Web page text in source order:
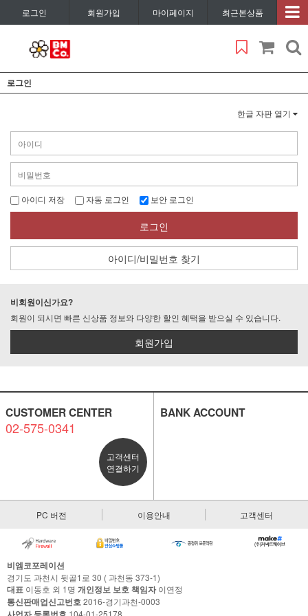
로그인 회원가입 마이페이지 최근본상품
로그인
한글 자판 열기
아이디 저장 자동 로그인 보안 로그인
로그인
아이디/비밀번호 찾기
비회원이신가요?
회원이 되시면 빠른 신상품 정보와 다양한 할인 혜택을 받으실 수 있습니다.
회원가입
CUSTOMER CENTER
02-575-0341
고객센터
연결하기
BANK ACCOUNT
PC 버전 이용안내 고객센터
비엠코포레이션
경기도 과천시 뒷골1로 30 ( 과천동 373-1)
대표 이동호 외 1명 개인정보 보호 책임자이연정
통신판매업신고번호2016-경기과천-0003
104-01-25178